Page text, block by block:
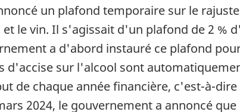
un plafond temporaire sur le
le vin. Il s'agissait d'un plafond de 2 %
a d'abord instauré ce plafond
d'accise sur l'alcool sont
de chaque année financière, c'est-à-dire
2024, le gouvernement a annoncé